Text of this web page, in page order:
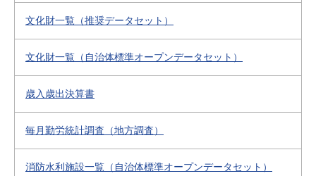
文化財一覧（推奨データセット）
文化財一覧（自治体標準オープンデータセット）
歳入歳出決算書
毎月勤労統計調査（地方調査）
消防水利施設一覧（自治体標準オープンデータセット）